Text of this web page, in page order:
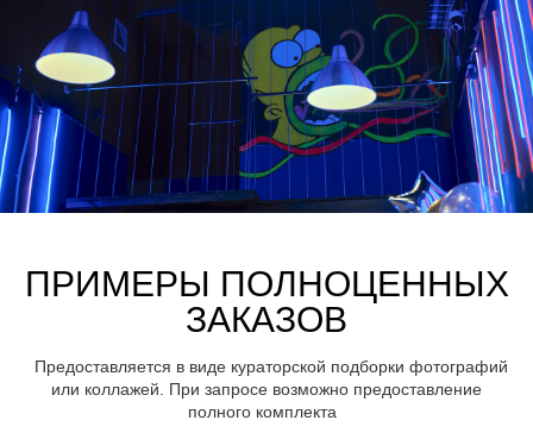
ПРИМЕРЫ ПОЛНОЦЕННЫХ
ЗАКАЗОВ
Предоставляется в виде кураторской подборки фотографий
или коллажей. При запросе возможно предоставление
полного комплекта